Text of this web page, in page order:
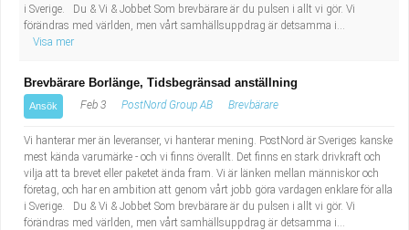
i Sverige. Du & Vi & Jobbet Som brevbärare är du pulsen i allt vi gör. Vi
förändras med världen, men vårt samhällsuppdrag är detsamma i...
Visa mer
Brevbärare Borlänge, Tidsbegränsad anställning
Ansök Feb 3 PostNord Group AB Brevbärare
Vi hanterar mer än leveranser, vi hanterar mening. PostNord är Sveriges kanske
mest kända varumärke - och vi finns överallt. Det finns en stark drivkraft och
vilja att ta brevet eller paketet ända fram. Vi är länken mellan människor och
företag, och har en ambition att genom vårt jobb göra vardagen enklare för alla
i Sverige. Du & Vi & Jobbet Som brevbärare är du pulsen i allt vi gör. Vi
förändras med världen, men vårt samhällsuppdrag är detsamma i...